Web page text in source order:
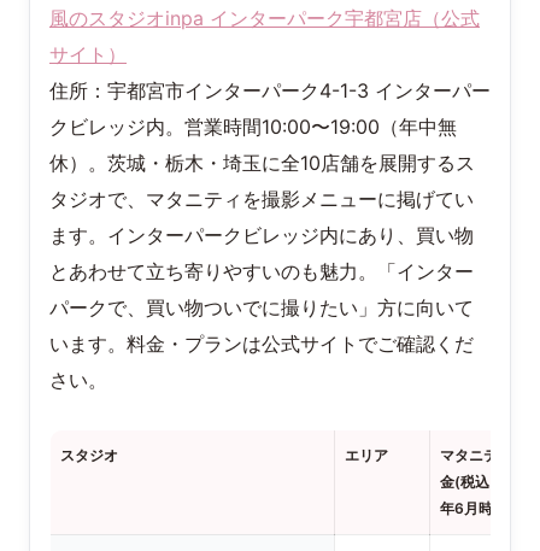
風のスタジオinpa インターパーク宇都宮店（公式
サイト）
住所：宇都宮市インターパーク4-1-3 インターパー
クビレッジ内。営業時間10:00〜19:00（年中無
休）。茨城・栃木・埼玉に全10店舗を展開するス
タジオで、マタニティを撮影メニューに掲げてい
ます。インターパークビレッジ内にあり、買い物
とあわせて立ち寄りやすいのも魅力。「インター
パークで、買い物ついでに撮りたい」方に向いて
います。料金・プランは公式サイトでご確認くだ
さい。
スタジオ エリア
マタニティ料
金(税込・2026
年6月時点)